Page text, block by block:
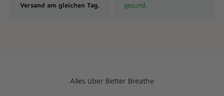
Versand am gleichen Tag.
gesund.
Alles über Better Breathe